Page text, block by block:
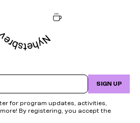
SIGN UP
for program updates, activities,
By registering, you accept the